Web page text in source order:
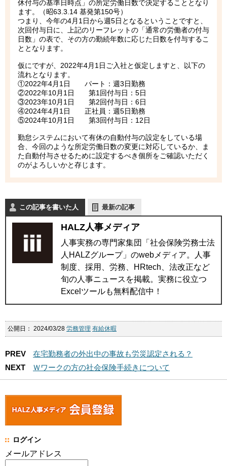
休付与の基準日時点」の所定労働日数で決定することとなり
ます。（昭63.3.14 基発第150号）
つまり、今年の4月1日から週5日となるということですと、
次回付与日に、上記のリーフレットの「通常の労働者の付与
日数」の表で、その方の勤続年数に応じた日数を付与するこ
ととなります。
仮にですが、2022年4月1日ご入社と仮定しますと、以下の
流れとなります。
①2022年4月1日 パート：週3日勤務
②2022年10月1日 第1回付与日：5日
③2023年10月1日 第2回付与日：6日
④2024年4月1日 正社員：週5日勤務
⑤2024年10月1日 第3回付与日：12日
勤怠システムにおいて有休の自動付与の設定をしている場
合、今回のような所定労働日数の変更に対応しているか、ま
た自動付与させるために設定するべき個所をご確認いただく
のがよろしいかと存じます。
この記事を書いた人 最新の記事
HALZ人事メディア
人事実務の専門家集団「社会保険労務士法
人HALZグループ」のwebメディア。人事
制度、採用、労務、HRtech、法改正など
旬の人事ニュースを掲載。実務に役立つ
Excelツールも無料配信中！
公開日： 2024/03/28 労務管理 有給休暇
PREV
在宅勤務者の外出中の事故も労災認定される？
NEXT
Ｗワークの方の社会保険手続きについて
ログイン
メールアドレス